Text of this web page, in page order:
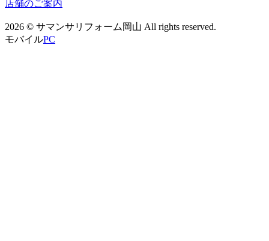
店舗のご案内
2026 © サマンサリフォーム岡山 All rights reserved.
モバイルPC